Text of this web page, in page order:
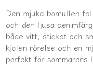
Den mjuka bomullen
och den ljusa
både vitt, stickat och
kjolen rörelse och en
perfekt för sommarens